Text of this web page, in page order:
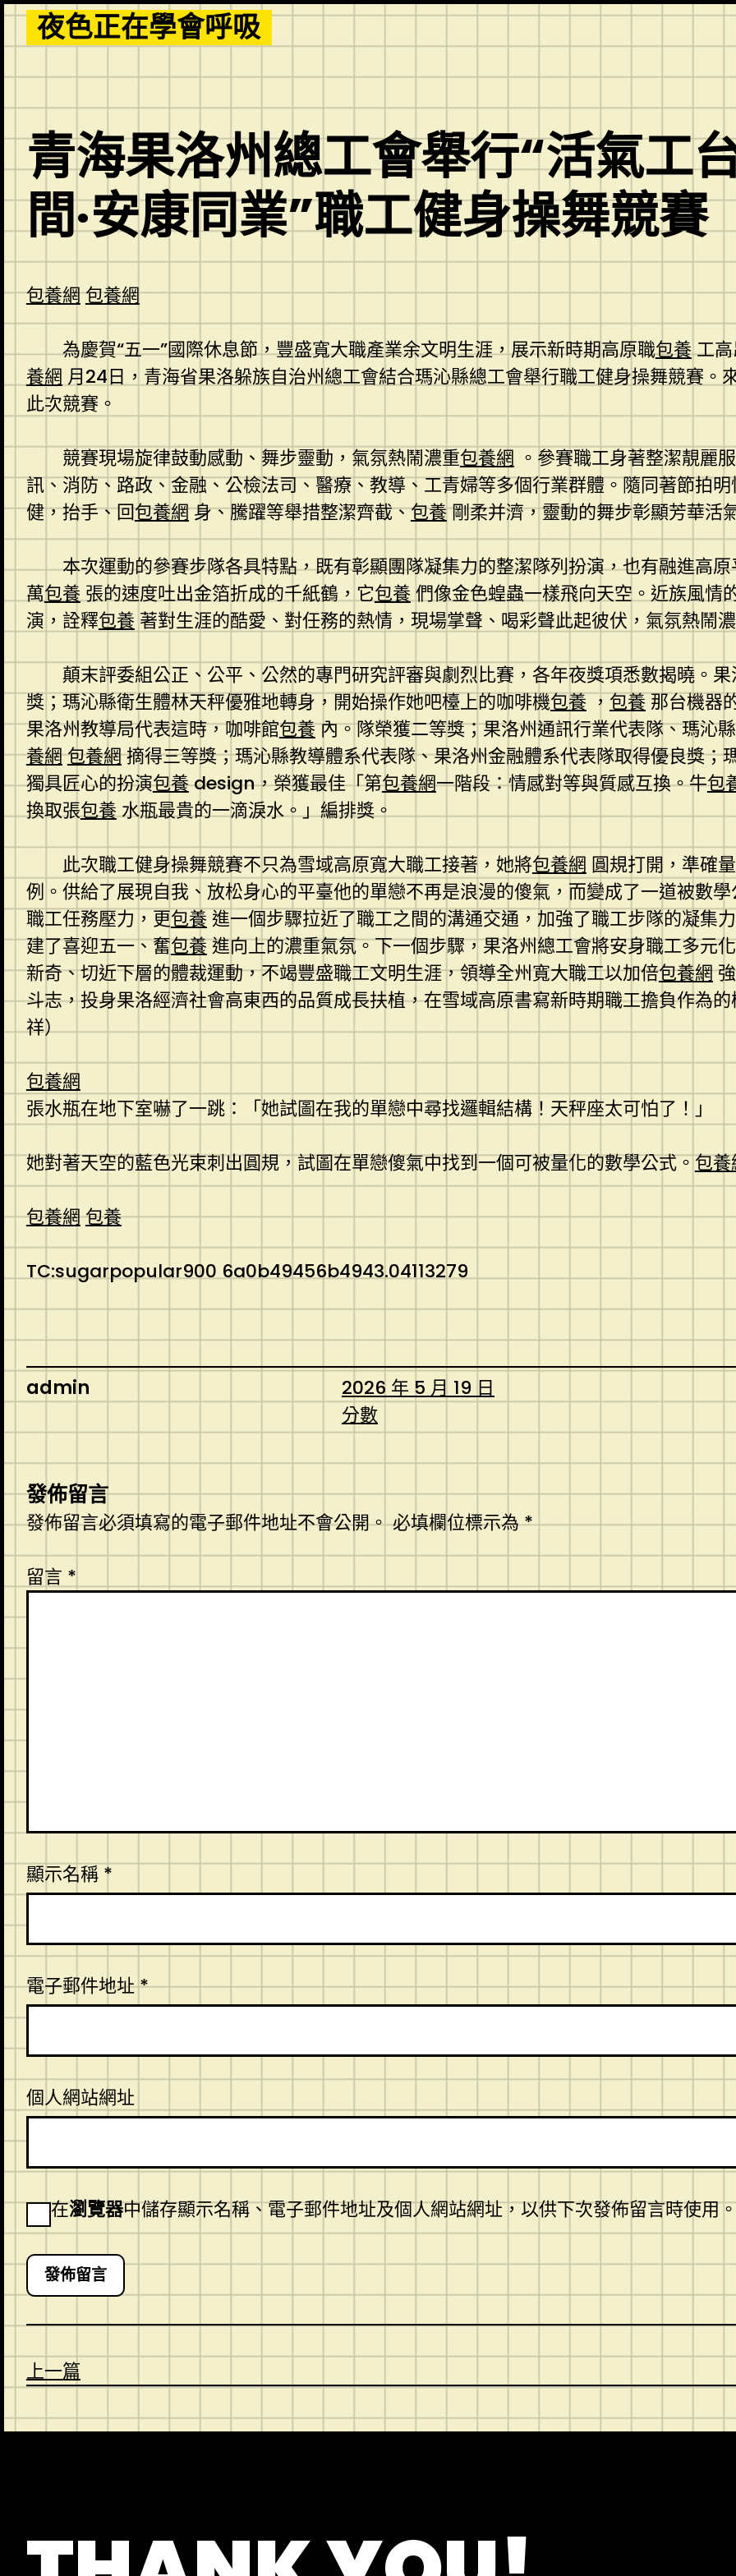
Skip
to
content
夜色正在學會呼吸
青海果洛州總工會舉行“活氣工
間·安康同業”職工健身操舞競賽
包養網包養網
為慶賀“五一”國際休息節，豐盛寬大職產業余文明生涯，展示新時期高原職包養工高
養網 月24日，青海省果洛躲族自治州總工會結合瑪沁縣總工會舉行職工健身操舞競賽。
此次競賽。
競賽現場旋律鼓動感動、舞步靈動，氣氛熱鬧濃重包養網 。參賽職工身著整潔靚麗
訊、消防、路政、金融、公檢法司、醫療、教導、工青婦等多個行業群體。隨同著節拍
健，抬手、回包養網身、騰躍等舉措整潔齊截、包養剛柔并濟，靈動的舞步彰顯芳華活
本次運動的參賽步隊各具特點，既有彰顯團隊凝集力的整潔隊列扮演，也有融進高
萬包養張的速度吐出金箔折成的千紙鶴，它包養們像金色蝗蟲一樣飛向天空。近族風情
演，詮釋包養 著對生涯的酷愛、對任務的熱情，現場掌聲、喝彩聲此起彼伏，氣氛熱鬧
顛末評委組公正、公平、公然的專門研究評審與劇烈比賽，各年夜獎項悉數揭曉。
獎；瑪沁縣衛生體林天秤優雅地轉身，開始操作她吧檯上的咖啡機包養，包養那台機器
果洛州教導局代表這時，咖啡館包養內。隊榮獲二等獎；果洛州通訊行業代表隊、瑪沁
養網包養網摘得三等獎；瑪沁縣教導體系代表隊、果洛州金融體系代表隊取得優良獎；
獨具匠心的扮演包養design，榮獲最佳「第包養網一階段：情感對等與質感互換。牛包
換取張包養水瓶最貴的一滴淚水。」編排獎。
此次職工健身操舞競賽不只為雪域高原寬大職工接著，她將包養網 圓規打開，準確
例。供給了展現自我、放松身心的平臺他的單戀不再是浪漫的傻氣，而變成了一道被數
職工任務壓力，更包養 進一個步驟拉近了職工之間的溝通交通，加強了職工步隊的凝集
建了喜迎五一、奮包養進向上的濃重氣氛。下一個步驟，果洛州總工會將安身職工多元
新奇、切近下層的體裁運動，不竭豐盛職工文明生涯，領導全州寬大職工以加倍包養網強
斗志，投身果洛經濟社會高東西的品質成長扶植，在雪域高原書寫新時期職工擔負作為
祥）
包養網
張水瓶在地下室嚇了一跳：「她試圖在我的單戀中尋找邏輯結構！天秤座太可怕了！」
她對著天空的藍色光束刺出圓規，試圖在單戀傻氣中找到一個可被量化的數學公式。包養
包養網包養
TC:sugarpopular900 6a0b49456b4943.04113279
admin
2026 年 5 月 19 日
分數
發佈留言
發佈留言必須填寫的電子郵件地址不會公開。必填欄位標示為*
留言 *
顯示名稱 *
電子郵件地址*
個人網站網址
在瀏覽器中儲存顯示名稱、電子郵件地址及個人網站網址，以供下次發佈留言時使用
上一篇